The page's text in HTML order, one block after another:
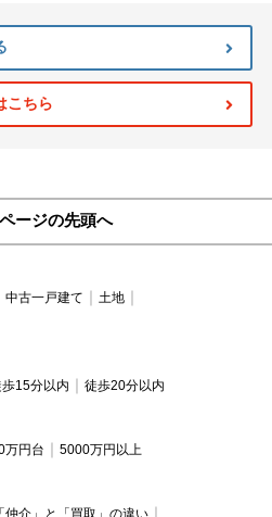
こちら
ージの先頭へ
中古一戸建て
土地
15分以内 徒歩20分以内
万円台 5000万円以上